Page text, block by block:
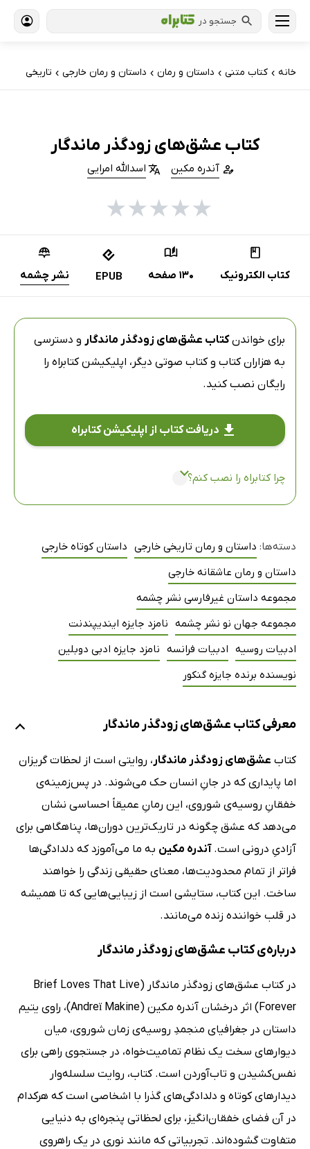
جستجو در
خانه › کتاب‌ متنی › داستان و رمان › داستان و رمان خارجی › تاریخی
کتاب عشق‌های زودگذر ماندگار
آندره مکین اسدالله امرایی
★
★
★
★
★
کتاب الکترونیک 130 صفحه EPUB نشر چشمه
برای خواندنکتاب عشق‌های زودگذر ماندگار و دسترسی
به هزاران کتاب و کتاب صوتی دیگر، اپلیکیشن کتابراه را
رایگان نصب کنید.
دریافت کتاب از اپلیکیشن کتابراه
چرا کتابراه را نصب کنم؟
دسته‌ها: داستان و رمان تاریخی خارجی داستان کوتاه خارجی
داستان و رمان عاشقانه خارجی
مجموعه داستان غیرفارسی نشر چشمه
مجموعه جهان نو نشر چشمه نامزد جایزه ایندیپندنت
ادبیات روسیه ادبیات فرانسه نامزد جایزه ادبی دوبلین
نویسنده برنده جایزه گنکور
معرفی کتاب عشق‌های زودگذر ماندگار
کتاب عشق‌های زودگذر ماندگار، روایتی است از لحظات گریزان
اما پایداری که در جانِ انسان حک می‌شوند. در پس‌زمینه‌ی
خفقانِ روسیه‌ی شوروی، این رمانِ عمیقاً احساسی نشان
می‌دهد که عشق چگونه در تاریک‌ترین دوران‌ها، پناهگاهی برای
آزادیِ درونی است.آندره مکین به ما می‌آموزد که دلدادگی‌ها
فراتر از تمام محدودیت‌ها، معنای حقیقی زندگی را خواهند
ساخت. این کتاب، ستایشی است از زیبایی‌هایی که تا همیشه
در قلب خواننده زنده می‌مانند.
درباره‌ی کتاب عشق‌های زودگذر ماندگار
در کتاب عشق‌های زودگذر ماندگار (Brief Loves That Live
Forever) اثر درخشان آندره مکین (Andreï Makine)، راوی یتیم
داستان در جغرافیای منجمدِ روسیه‌ی زمان شوروی، میان
دیوارهای سخت یک نظام تمامیت‌خواه، در جستجوی راهی برای
نفس‌کشیدن و تاب‌آوردن است. کتاب، روایت سلسله‌وار
دیدارهای کوتاه و دلدادگی‌های گذرا با اشخاصی است که هرکدام
در آن فضای خفقان‌انگیز، برای لحظاتی پنجره‌ای به دنیایی
متفاوت گشوده‌اند. تجربیاتی که مانند نوری در یک راهروی